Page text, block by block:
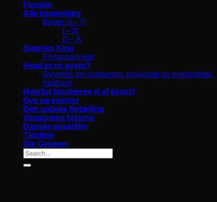
Forside
Alle blogindlæg
Bøger: A – H
I – N
O – Å
Stephen King
Filmatiseringer
Hvad er en gyser?
Gyseren: om subgenrer, psykologi og eventyrtræk
(uddrag)
Hvorfor fascineres vi af gyset?
Gys og eventyr
Den gotiske fortælling
Vampyrens historie
Danske gyserfilm
Tidslinje
Om Gyseren